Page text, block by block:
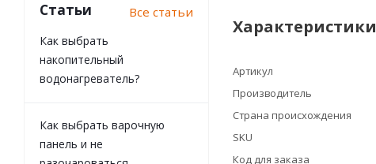
Характеристики
Артикул
Производитель
Страна происхождения
SKU
Код для заказа
Статьи Все статьи
Как выбрать
накопительный
водонагреватель?
Как выбрать варочную
панель и не